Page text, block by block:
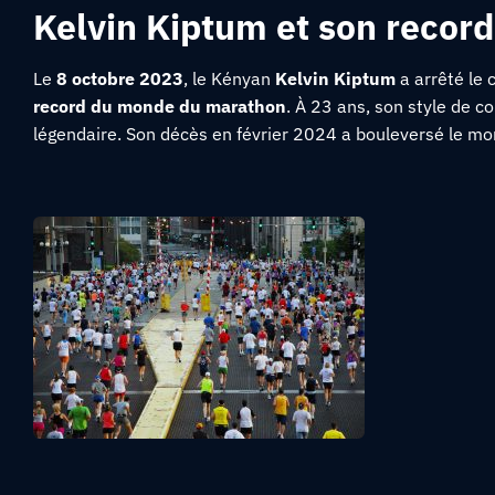
Kelvin Kiptum et son
Le 8 octobre 2023, le Kényan Kelvin Kiptum a arrêté le
record du monde du marathon. À 23 ans, son style de
légendaire. Son décès en février 2024 a bouleversé le